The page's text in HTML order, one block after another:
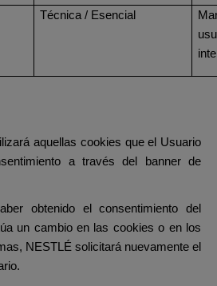
Técnica / Esencial
aquellas cookies que el Usuario
a través del banner de
obtenido el consentimiento del
un cambio en las cookies o en los
NESTLÉ solicitará nuevamente el